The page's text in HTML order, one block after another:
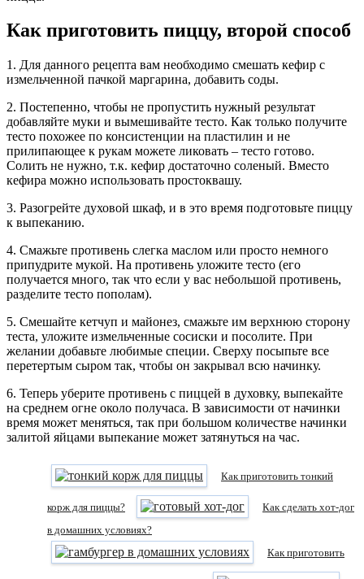
Как приготовить пиццу, второй способ
1. Для данного рецепта вам необходимо смешать кефир с
измельченной пачкой маргарина, добавить соды.
2. Постепенно, чтобы не пропустить нужный результат
добавляйте муки и вымешивайте тесто. Как только получите
тесто похожее по консистенции на пластилин и не
прилипающее к рукам можете ликовать – тесто готово.
Солить не нужно, т.к. кефир достаточно соленый. Вместо
кефира можно использовать простоквашу.
3. Разогрейте духовой шкаф, и в это время подготовьте пиццу
к выпеканию.
4. Смажьте противень слегка маслом или просто немного
припудрите мукой. На противень уложите тесто (его
получается много, так что если у вас небольшой противень,
разделите тесто пополам).
5. Смешайте кетчуп и майонез, смажьте им верхнюю сторону
теста, уложите измельченные сосиски и посолите. При
желании добавьте любимые специи. Сверху посыпьте все
перетертым сыром так, чтобы он закрывал всю начинку.
6. Теперь уберите противень с пиццей в духовку, выпекайте
на среднем огне около получаса. В зависимости от начинки
время может меняться, так при большом количестве начинки
залитой яйцами выпекание может затянуться на час.
Как приготовить тонкий
корж для пиццы?
Как сделать хот-дог
в домашних условиях?
Как приготовить